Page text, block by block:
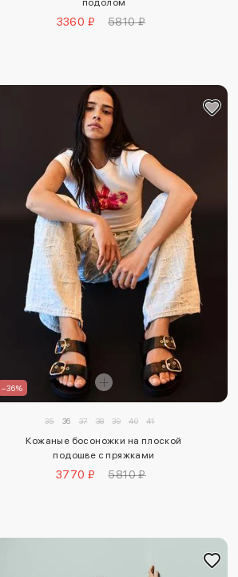
подолом
3360 ₽ 5810 ₽
–36%
35 36 37 38 39 40 41
Кожаные босоножки на плоской
подошве с пряжками
3770 ₽ 5810 ₽